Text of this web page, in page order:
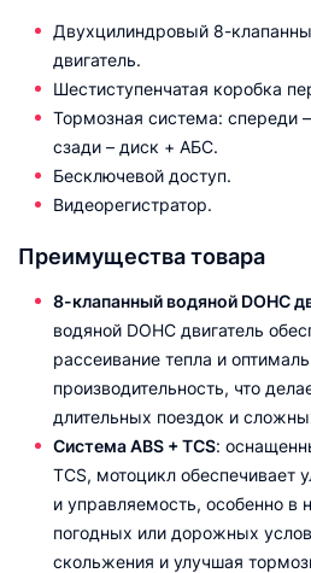
Двухцилиндровый 8-
двигатель.
Шестиступенчатая коробка
Тормозная система: спереди
сзади – диск + АБС.
Бесключевой доступ.
Видеорегистратор.
Преимущества товара
8-клапанный водяной DOHC
водяной DOHC двигатель
рассеивание тепла и
производительность, что
длительных поездок и
Система ABS + TCS:
TCS, мотоцикл обеспечивает
и управляемость, особенно в
погодных или дорожных
скольжения и улучшая